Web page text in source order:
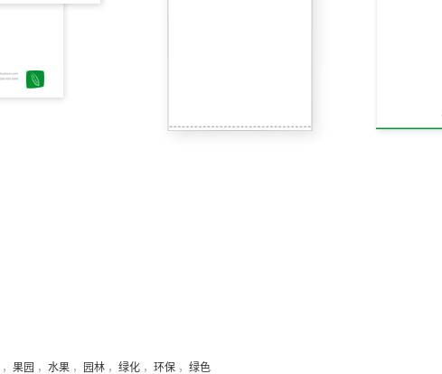
， 果园 ， 水果 ， 园林 ， 绿化 ， 环保 ， 绿色